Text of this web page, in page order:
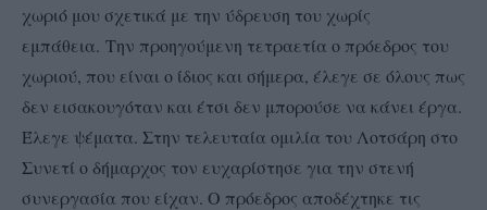
χωριό μου σχετικά με την ύδρευση του χωρίς
εμπάθεια. Την προηγούμενη τετραετία ο πρόεδρος του
χωριού, που είναι ο ίδιος και σήμερα, έλεγε σε όλους πως
δεν εισακουγόταν και έτσι δεν μπορούσε να κάνει έργα.
Έλεγε ψέματα. Στην τελευταία ομιλία του Λοτσάρη στο
Συνετί ο δήμαρχος τον ευχαρίστησε για την στενή
συνεργασία που είχαν. Ο πρόεδρος αποδέχτηκε τις